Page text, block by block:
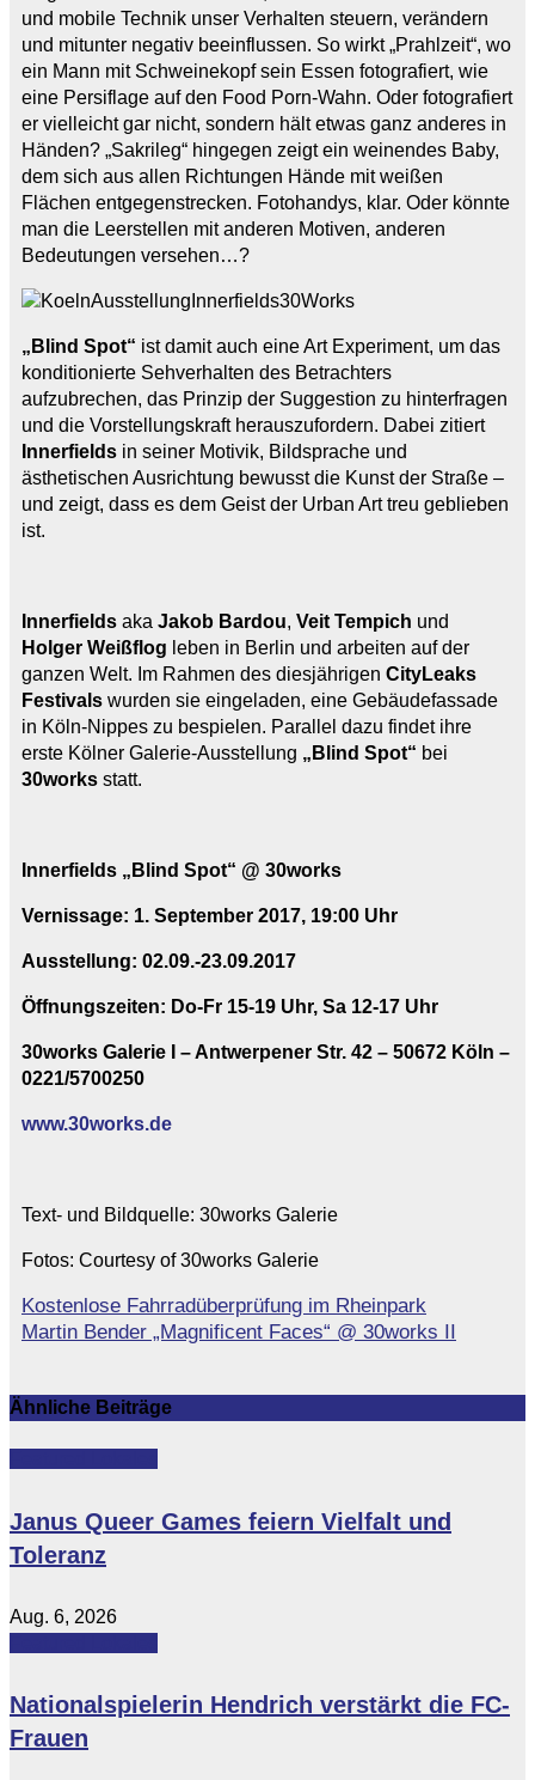
und mobile Technik unser Verhalten steuern, verändern
und mitunter negativ beeinflussen. So wirkt „Prahlzeit“, wo
ein Mann mit Schweinekopf sein Essen fotografiert, wie
eine Persiflage auf den Food Porn-Wahn. Oder fotografiert
er vielleicht gar nicht, sondern hält etwas ganz anderes in
Händen? „Sakrileg“ hingegen zeigt ein weinendes Baby,
dem sich aus allen Richtungen Hände mit weißen
Flächen entgegenstrecken. Fotohandys, klar. Oder könnte
man die Leerstellen mit anderen Motiven, anderen
Bedeutungen versehen…?
„Blind Spot“ ist damit auch eine Art Experiment, um das
konditionierte Sehverhalten des Betrachters
aufzubrechen, das Prinzip der Suggestion zu hinterfragen
und die Vorstellungskraft herauszufordern. Dabei zitiert
Innerfields in seiner Motivik, Bildsprache und
ästhetischen Ausrichtung bewusst die Kunst der Straße –
und zeigt, dass es dem Geist der Urban Art treu geblieben
ist.
Innerfields aka Jakob Bardou, Veit Tempich und
Holger Weißflog leben in Berlin und arbeiten auf der
ganzen Welt. Im Rahmen des diesjährigen CityLeaks
Festivals wurden sie eingeladen, eine Gebäudefassade
in Köln-Nippes zu bespielen. Parallel dazu findet ihre
erste Kölner Galerie-Ausstellung „Blind Spot“ bei
30works statt.
Innerfields „Blind Spot“ @ 30works
Vernissage: 1. September 2017, 19:00 Uhr
Ausstellung: 02.09.-23.09.2017
Öffnungszeiten: Do-Fr 15-19 Uhr, Sa 12-17 Uhr
30works Galerie I – Antwerpener Str. 42 – 50672 Köln –
0221/5700250
www.30works.de
Text- und Bildquelle: 30works Galerie
Fotos: Courtesy of 30works Galerie
Beitragsnavigation
Kostenlose Fahrradüberprüfung im Rheinpark
Martin Bender „Magnificent Faces“ @ 30works II
Ähnliche Beiträge
Janus Queer Games feiern Vielfalt und
Toleranz
Aug. 6, 2026
Nationalspielerin Hendrich verstärkt die FC-
Frauen